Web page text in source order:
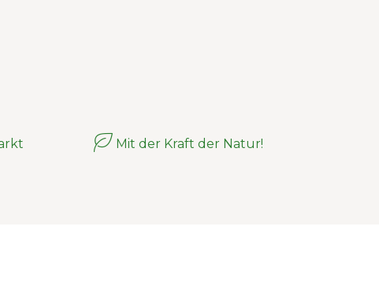
Mit der Kraft der Natur!